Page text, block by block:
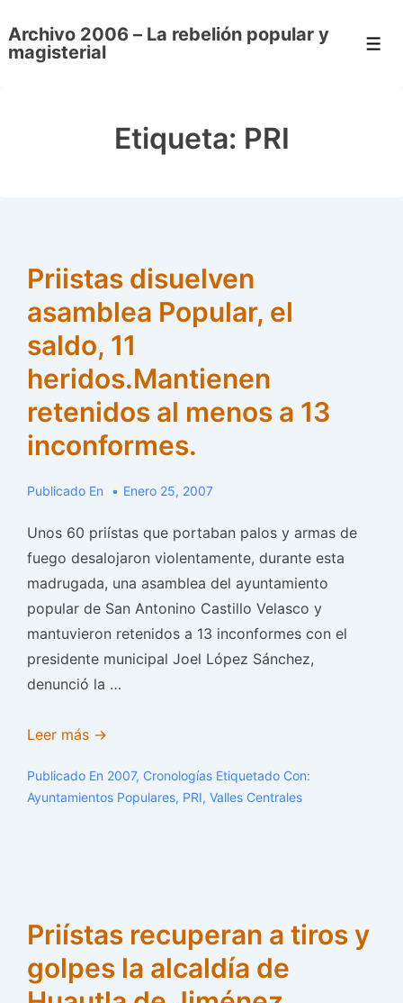
Saltar
al
Archivo 2006 – La rebelión popular y
magisterial
Etiqueta: PRI
Priistas disuelven
asamblea Popular, el
saldo, 11
heridos.Mantienen
retenidos al menos a 13
inconformes.
Publicado En Enero 25, 2007
Unos 60 priístas que portaban palos y armas de
fuego desalojaron violentamente, durante esta
madrugada, una asamblea del ayuntamiento
popular de San Antonino Castillo Velasco y
mantuvieron retenidos a 13 inconformes con el
presidente municipal Joel López Sánchez,
denunció la …
Priistas
asamblea
Popular,
retenidos
al
menos
Leer más →
Publicado En 2007, Cronologías Etiquetado Con:
Ayuntamientos Populares, PRI, Valles Centrales
Priístas recuperan a tiros y
golpes la alcaldía de